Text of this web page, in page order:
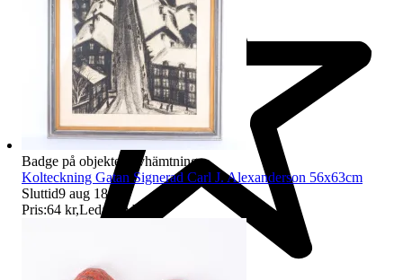
Badge på objektet:
Avhämtning
Kolteckning Gatan Signerad Carl J. Alexanderson 56x63cm
Sluttid9 aug 18:31
Pris:64 kr,Ledande bud